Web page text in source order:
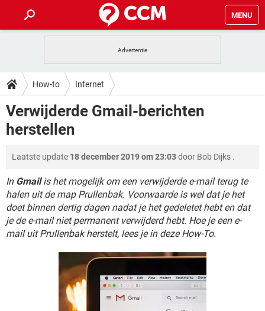
MENU
INSTAGRAM
NETFLIX CORONAVIRUS
GRATIS
HOW-TO
VIDEOBELLEN
INSTAGRAM WINDOWS 10
GRATIS SNAPCHAT
TIKTOK
DOWNLOADS
VIDEOBELLEN
GRATIS SNAPCHAT
TIKTOK
FORUM
VIDEOBELLEN GAMES
INSTAGRAM WINDOWS 10
NETFLIX CORONAVIRUS
GRATIS SNAPCHAT
TIKTOK
VIDEOBELLEN GAMES
INSTAGRAM WINDOWS 10
NETFLIX CORONAVIRUS
How-to Internet
Verwijderde Gmail-berichten
herstellen
Laatste update 18 december 2019 om 23:03door Bob Dijks .
In Gmailis het mogelijk om een verwijderde e-mail terug te
halen uit de map Prullenbak. Voorwaarde is wel dat je het
doet binnen dertig dagen nadat je het gedeletet hebt en dat
je de e-mail niet permanent verwijderd hebt. Hoe je een e-
mail uit Prullenbak herstelt, lees je in deze How-To.